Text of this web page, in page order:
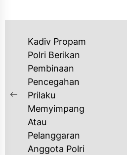
NAVIGASI
POS
Previous
post:
Kadiv Propam
Polri Berikan
Pembinaan
Pencegahan
Prilaku
Memyimpang
Atau
Pelanggaran
Anggota Polri